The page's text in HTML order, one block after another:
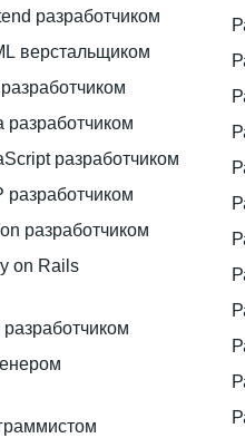
разработчиком
верстальщиком
разработчиком
разработчиком
on Rails